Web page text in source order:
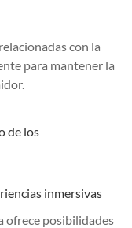
con la
para mantener la
de los
inmersivas
ofrece posibilidades